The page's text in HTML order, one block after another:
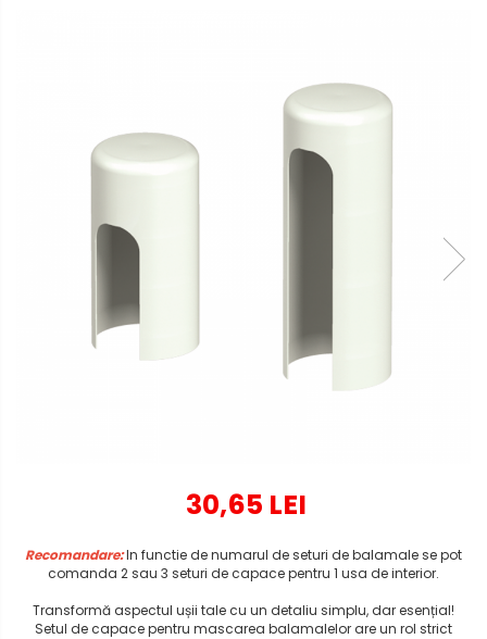
30,65 LEI
Recomandare:In functie de numarul de seturi de balamale se pot
comanda 2 sau 3 seturi de capace pentru 1 usa de interior.
Transformă aspectul ușii tale cu un detaliu simplu, dar esențial!
Setul de capace pentru mascarea balamalelor are un rol strict